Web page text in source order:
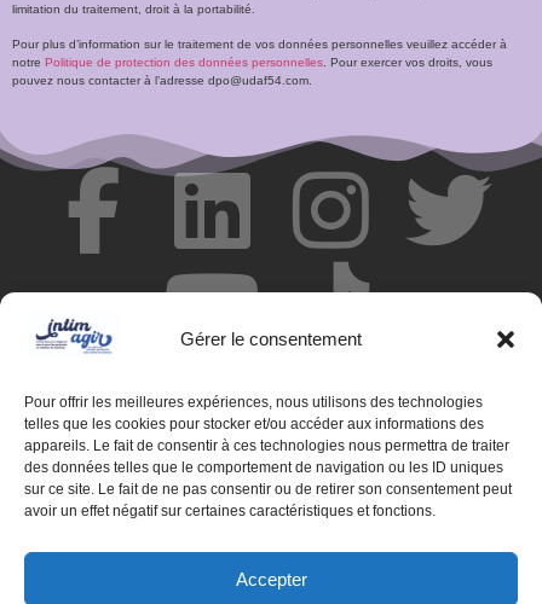
Gérer le consentement
Pour offrir les meilleures expériences, nous utilisons des technologies
telles que les cookies pour stocker et/ou accéder aux informations des
appareils. Le fait de consentir à ces technologies nous permettra de traiter
des données telles que le comportement de navigation ou les ID uniques
sur ce site. Le fait de ne pas consentir ou de retirer son consentement peut
avoir un effet négatif sur certaines caractéristiques et fonctions.
Accepter
limitation du traitement, droit à la portabilité.
Pour plus d’information sur le traitement de vos données personnelles veuillez accéder à
notre Politique de protection des données personnelles. Pour exercer vos droits, vous
pouvez nous contacter à l’adresse dpo@udaf54.com.
© Centre de ressources INTIMAGIR Grand Est – 124 rue de
Newcastle 54000 NANCY
Mentions légales